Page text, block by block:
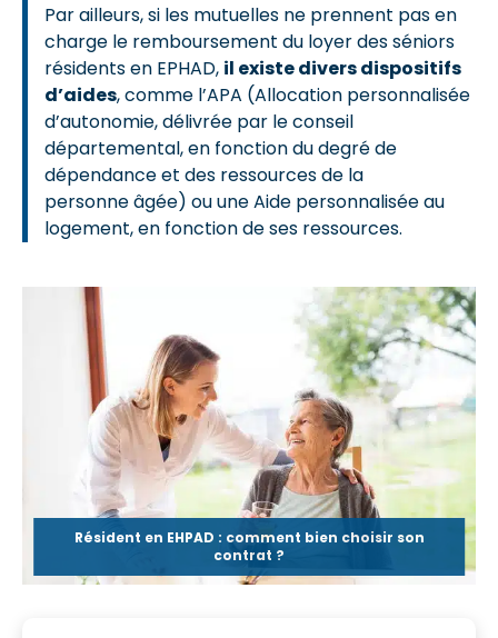
Par ailleurs, si les mutuelles ne prennent pas en
charge le remboursement du loyer des séniors
résidents en EPHAD, il existe divers dispositifs
d’aides, comme l’APA (Allocation personnalisée
d’autonomie, délivrée par le conseil
départemental, en fonction du degré de
dépendance et des ressources de la
personne âgée) ou une Aide personnalisée au
logement, en fonction de ses ressources.
Résident en EHPAD : comment bien choisir son
contrat ?